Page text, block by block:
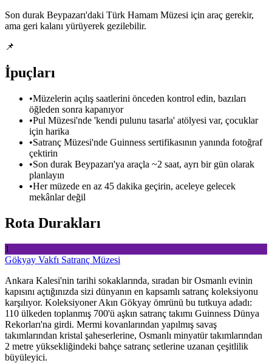
Son durak Beypazarı'daki Türk Hamam Müzesi için araç gerekir,
ama geri kalanı yürüyerek gezilebilir.
📌
İpuçları
•Müzelerin açılış saatlerini önceden kontrol edin, bazıları
öğleden sonra kapanıyor
•Pul Müzesi'nde 'kendi pulunu tasarla' atölyesi var, çocuklar
için harika
•Satranç Müzesi'nde Guinness sertifikasının yanında fotoğraf
çektirin
•Son durak Beypazarı'ya araçla ~2 saat, ayrı bir gün olarak
planlayın
•Her müzede en az 45 dakika geçirin, aceleye gelecek
mekânlar değil
Rota Durakları
1
Gökyay Vakfı Satranç Müzesi
Ankara Kalesi'nin tarihi sokaklarında, sıradan bir Osmanlı evinin
kapısını açtığınızda sizi dünyanın en kapsamlı satranç koleksiyonu
karşılıyor. Koleksiyoner Akın Gökyay ömrünü bu tutkuya adadı:
110 ülkeden toplanmış 700'ü aşkın satranç takımı Guinness Dünya
Rekorları'na girdi. Mermi kovanlarından yapılmış savaş
takımlarından kristal şaheserlerine, Osmanlı minyatür takımlarından
2 metre yüksekliğindeki bahçe satranç setlerine uzanan çeşitlilik
büyüleyici.